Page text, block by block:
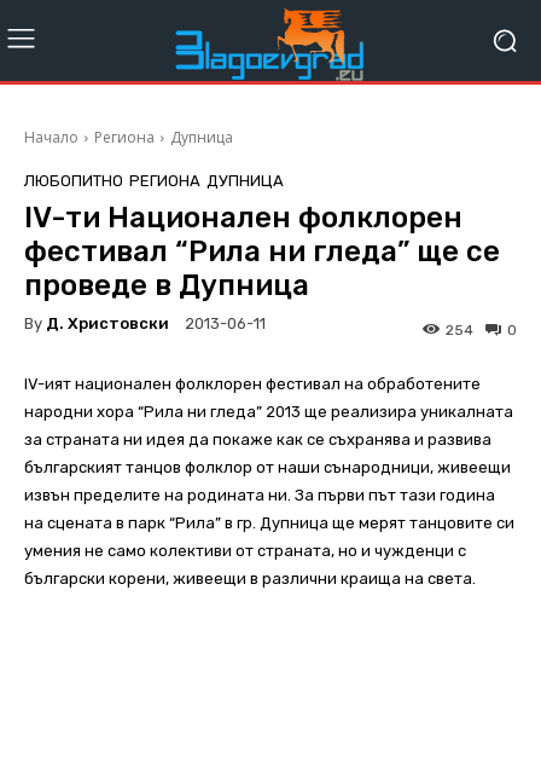
Начало Региона Дупница
ЛЮБОПИТНО РЕГИОНА ДУПНИЦА
ІV-ти Национален фолклорен
фестивал “Рила ни гледа” ще се
проведе в Дупница
By Д. Христовски 2013-06-11 0
254
ІV-ият национален фолклорен фестивал на обработените
народни хора “Рила ни гледа” 2013 ще реализира уникалната
за страната ни идея да покаже как се съхранява и развива
българският танцов фолклор от наши сънародници, живеещи
извън пределите на родината ни. За първи път тази година
на сцената в парк “Рила” в гр. Дупница ще мерят танцовите си
умения не само колективи от страната, но и чужденци с
български корени, живеещи в различни краища на света.